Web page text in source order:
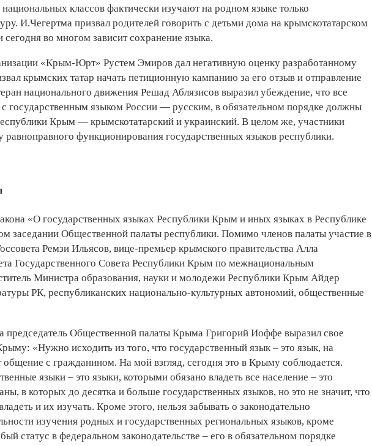
классов фактически изучают на родном языке только
И.Чегертма призвал родителей говорить с детьми дома на крымскотатарском
во многом зависит сохранение языка.
«Крым-Юрт» Рустем Эмиров дал негативную оценку разработанному
крымских татар начать петиционную кампанию за его отзыв и отправление
национального движения Решад Аблязисов выразил убеждение, что все
государственным языком России — русским, в обязательном порядке должны
Крым — крымскотатарский и украинский. В целом же, участники
функционирования государственных языков республики.
«О государственных языках Республики Крым и иных языках в Республике
заседании Общественной палаты республики. Помимо членов палаты участие в
Ремзи Ильясов, вице-премьер крымского правительства Алла
Государственного Совета Республики Крым по межнациональным
Министра образования, науки и молодежи Республики Крым Айдер
РК, республиканских национально-культурных автономий, общественные
председатель Общественной палаты Крыма Григорий Иоффе выразил свое
«Нужно исходить из того, что государственный язык – это язык, на
общение с гражданином. На мой взгляд, сегодня это в Крыму соблюдается.
языки – это языки, которыми обязано владеть все население – это
в которых до десятка и больше государственных языков, но это не значит, что
и их изучать. Кроме этого, нельзя забывать о законодательно
изучения родных и государственных региональных языков, кроме
статус в федеральном законодательстве – его в обязательном порядке